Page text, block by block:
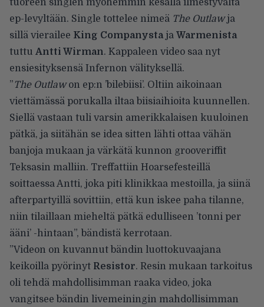
tuoreen singlen myöhemmin kesällä ilmestyvältä
ep-levyltään. Single tottelee nimeä The Outlawja
sillä vierailee King Companystaja Warmenista
tuttu Antti Wirman. Kappaleen video saa nyt
ensiesityksensä Infernon välityksellä.
”The Outlawon ep:n ’bilebiisi’. Oltiin aikoinaan
viettämässä porukalla iltaa biisiaihioita kuunnellen.
Siellä vastaan tuli varsin amerikkalaisen kuuloinen
pätkä, ja siitähän se idea sitten lähti ottaa vähän
banjoja mukaan ja värkätä kunnon grooveriffit
Teksasin malliin. Treffattiin Hoarsefesteillä
soittaessa Antti, joka piti klinikkaa mestoilla, ja siinä
afterpartyillä sovittiin, että kun iskee paha tilanne,
niin tilaillaan mieheltä pätkä edulliseen ’tonni per
ääni’ -hintaan”, bändistä kerrotaan.
”Videon on kuvannut bändin luottokuvaajana
keikoilla pyörinyt Resistor. Resin mukaan tarkoitus
oli tehdä mahdollisimman raaka video, joka
vangitsee bändin livemeiningin mahdollisimman